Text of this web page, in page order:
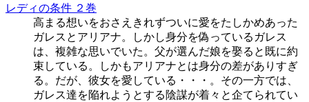
レディの条件 ２巻
高まる想いをおさえきれずついに愛をたしかめあった
ガレスとアリアナ。しかし身分を偽っているガレス
は、複雑な思いでいた。父が選んだ娘を娶ると既に約
束している。しかもアリアナとは身分の差がありすぎ
る。だが、彼女を愛している・・・。その一方では、
ガレス達を陥れようとする陰謀が着々と企てられてい